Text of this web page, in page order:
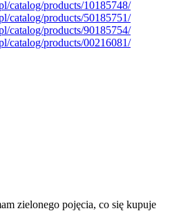
catalog/products/10185748/
catalog/products/50185751/
catalog/products/90185754/
catalog/products/00216081/
zielonego pojęcia, co się kupuje